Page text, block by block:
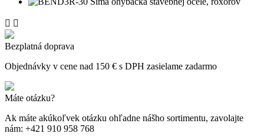
 
Bezplatná doprava
Objednávky v cene nad 150 € s DPH zasielame zadarmo
Máte otázku?
Ak máte akúkoľvek otázku ohľadne nášho sortimentu, zavolajte
nám: +421 910 958 768